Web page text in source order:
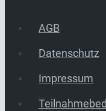
AGB
Datenschutz
Impressum